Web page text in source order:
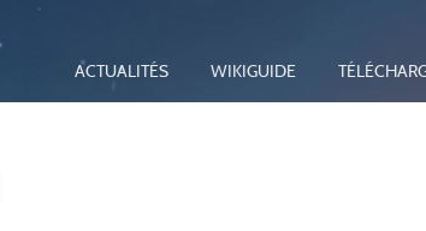
ACTUALITÉS WIKIGUIDE